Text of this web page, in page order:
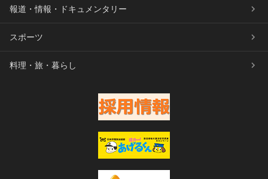
報道・情報・ドキュメンタリー
スポーツ
料理・旅・暮らし